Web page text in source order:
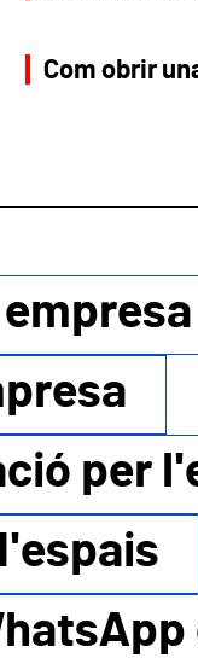
Com obrir
per